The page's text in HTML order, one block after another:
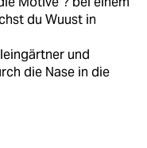
du Wuust in
und
die Nase in die